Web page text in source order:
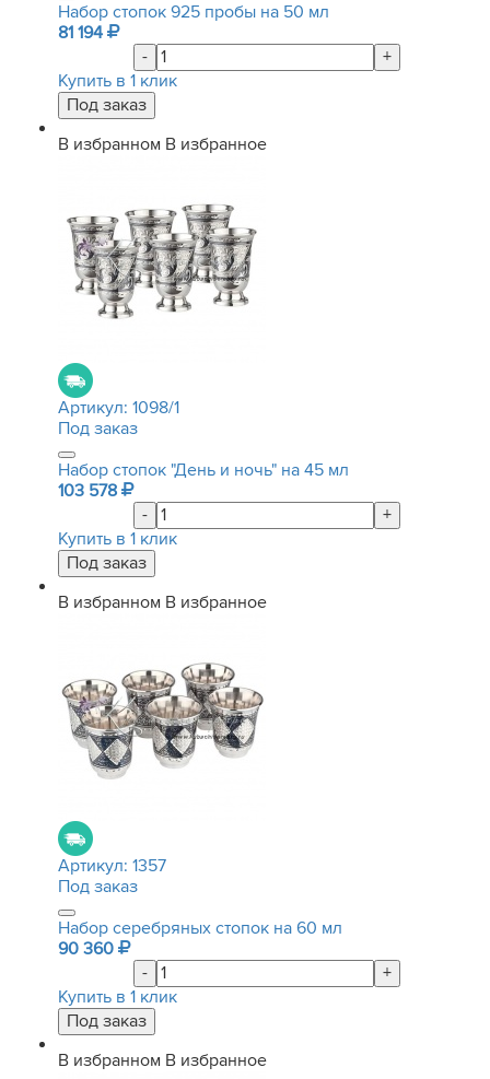
Набор стопок 925 пробы на 50 мл
81 194
-
+
Купить в 1 клик
В избранном В избранное
Артикул: 1098/1
Под заказ
Набор стопок "День и ночь" на 45 мл
103 578
-
+
Купить в 1 клик
В избранном В избранное
Артикул: 1357
Под заказ
Набор серебряных стопок на 60 мл
90 360
-
+
Купить в 1 клик
В избранном В избранное